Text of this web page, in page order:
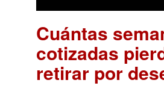
Cuántas
cotizadas
retirar por